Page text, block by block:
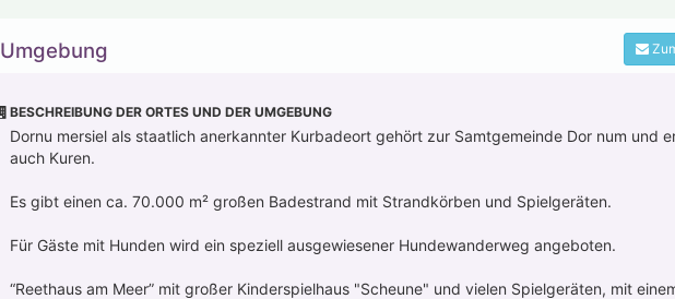
Umgebung
BESCHREIBUNG DER ORTES UND DER UMGEBUNG
Dornu mersiel als staatlich anerkannter Kurbadeort gehört zur Samtgemeinde Dor num und
auch Kuren.
Es gibt einen ca. 70.000 m² großen Badestrand mit Strandkörben und Spielgeräten.
Für Gäste mit Hunden wird ein speziell ausgewiesener Hundewanderweg angeboten.
“Reethaus am Meer” mit großer Kinderspielhaus "Scheune" und vielen Spielgeräten, mit